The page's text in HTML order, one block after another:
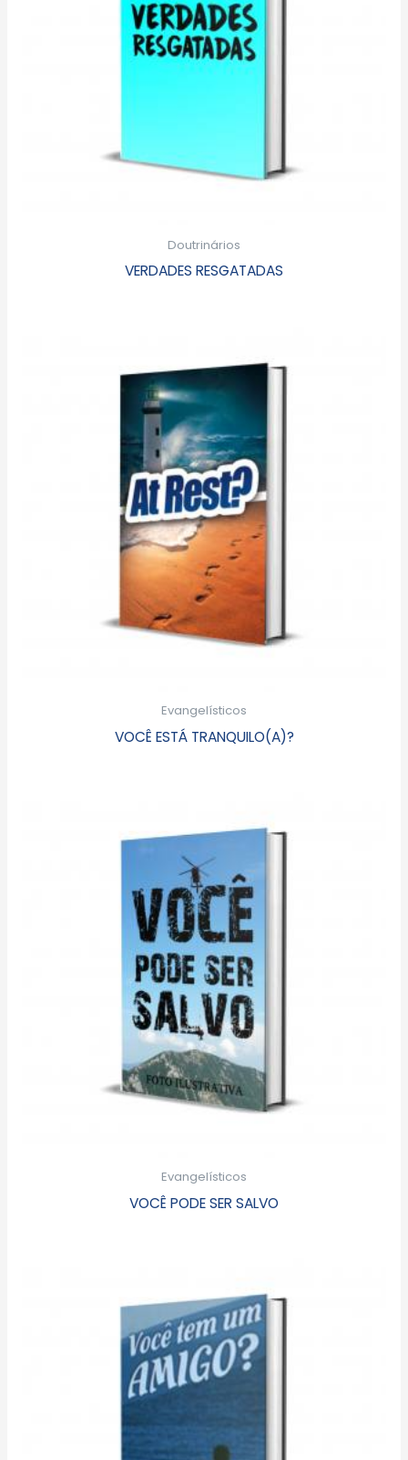
Doutrinários
VERDADES RESGATADAS
Evangelísticos
VOCÊ ESTÁ TRANQUILO(A)?
Evangelísticos
VOCÊ PODE SER SALVO